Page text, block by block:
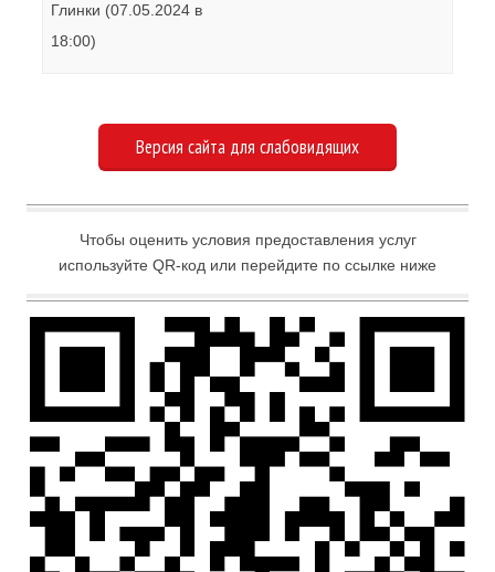
Глинки (07.05.2024 в
18:00)
Версия сайта для слабовидящих
Чтобы оценить условия предоставления услуг
используйте QR-код или перейдите по ссылке ниже